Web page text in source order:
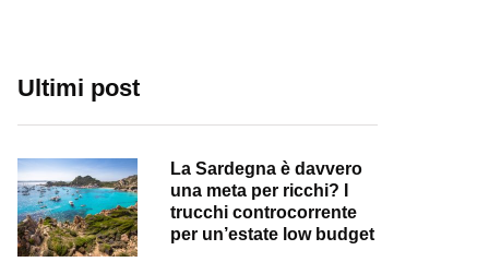
Ultimi post
La Sardegna è davvero
una meta per ricchi? I
trucchi controcorrente
per un’estate low budget